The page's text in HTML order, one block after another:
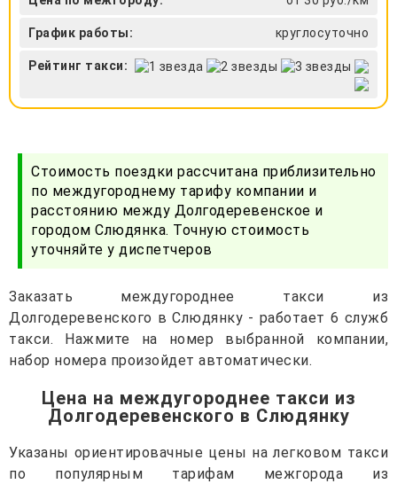
График работы: круглосуточно
Рейтинг такси:
Стоимость поездки рассчитана приблизительно
по междугороднему тарифу компании и
расстоянию между Долгодеревенское и
городом Слюдянка. Точную стоимость
уточняйте у диспетчеров
Заказать междугороднее такси из
Долгодеревенского в Слюдянку - работает 6 служб
такси. Нажмите на номер выбранной компании,
набор номера произойдет автоматически.
Цена на междугороднее такси из
Долгодеревенского в Слюдянку
Указаны ориентировачные цены на легковом такси
по популярным тарифам межгорода из